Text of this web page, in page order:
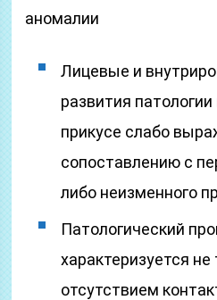
аномалии
Лицевые и
развития
прикусе слабо
сопоставлению с
либо неизменного
Патологический
характеризуется
отсутствием